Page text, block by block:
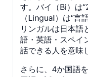
す。バイ（Bi）は
（Lingual）は“言
リンガルは日本語
語・英語・スペイ
話できる人を意味
さらに、4か国語